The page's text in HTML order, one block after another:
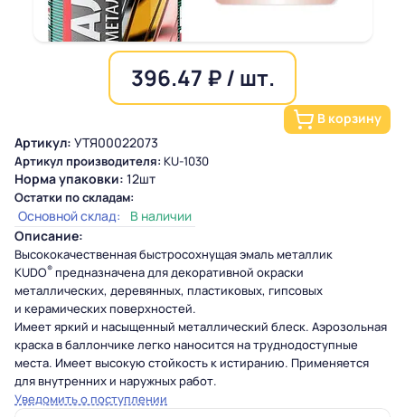
396.47 ₽ / шт.
В корзину
Артикул: УТЯ00022073
Артикул производителя: KU-1030
Норма упаковки: 12шт
Остатки по складам:
Основной склад:
В наличии
Описание:
Высококачественная быстросохнущаяэмаль металлик
KUDO® предназначена для декоративной окраски
металлических, деревянных, пластиковых, гипсовых
и керамических поверхностей.
Имеет яркий и насыщенный металлический блеск. Аэрозольная
краска в баллончике легко наносится на труднодоступные
места. Имеет высокую стойкость к истиранию. Применяется
для внутренних и наружных работ.
Уведомить о поступлении